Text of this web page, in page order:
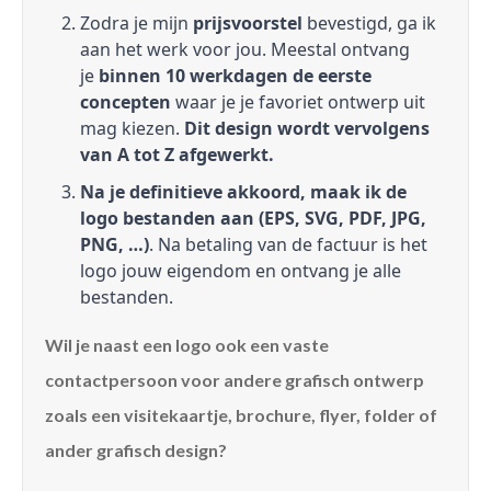
Zodra je mijn prijsvoorstel bevestigd, ga ik
aan het werk voor jou. Meestal ontvang
je binnen 10 werkdagen de eerste
concepten waar je je favoriet ontwerp uit
mag kiezen. Dit design wordt vervolgens
van A tot Z afgewerkt.
Na je definitieve akkoord, maak ik de
logo bestanden aan (EPS, SVG, PDF, JPG,
PNG, …). Na betaling van de factuur is het
logo jouw eigendom en ontvang je alle
bestanden.
Wil je naast een logo ook een vaste
contactpersoon voor andere grafisch ontwerp
zoals een visitekaartje, brochure, flyer, folder of
ander grafisch design?